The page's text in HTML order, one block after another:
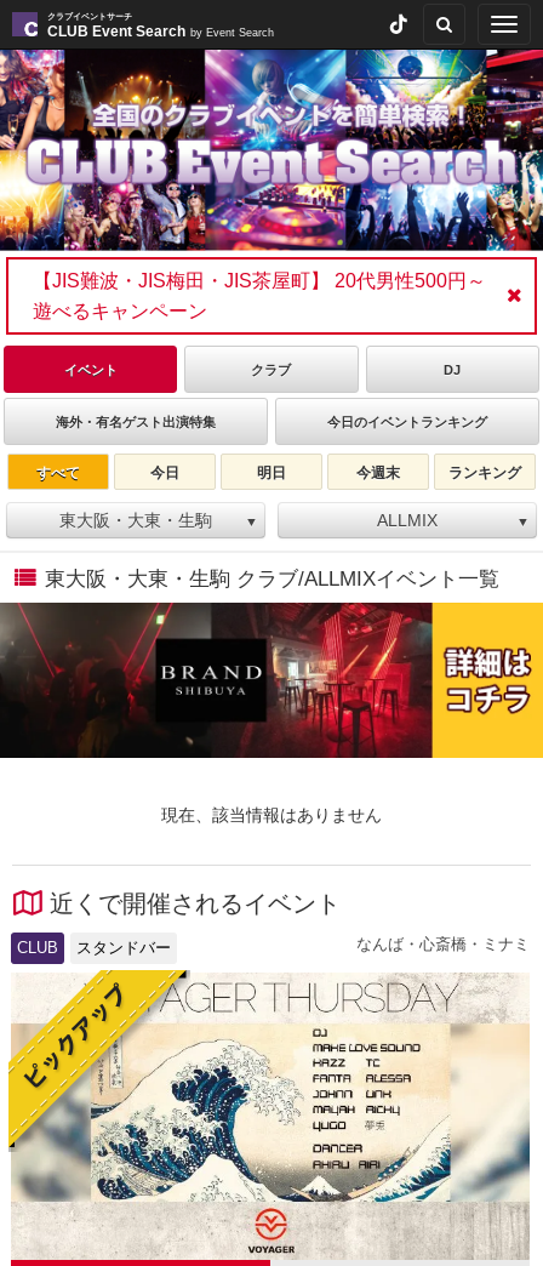
クラブイベントサーチ
CLUB Event Search by Event Search
【JIS難波・JIS梅田・JIS茶屋町】 20代男性500円～
遊べるキャンペーン
イベント クラブ DJ
海外・有名ゲスト出演特集 今日のイベントランキング
すべて 今日 明日 今週末 ランキング
東大阪・大東・生駒 ▼ ALLMIX ▼
東大阪・大東・生駒 クラブ/ALLMIXイベント一覧
現在、該当情報はありません
近くで開催されるイベント
CLUB スタンドバー なんば・心斎橋・ミナミ